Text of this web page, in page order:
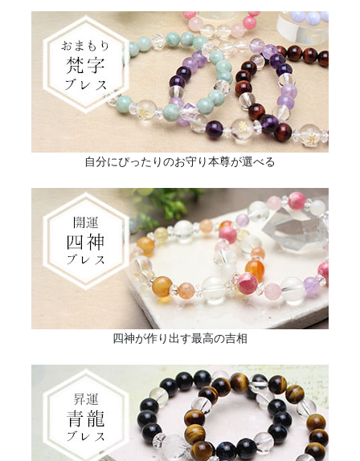
自分にぴったりのお守り本尊が選べる
四神が作り出す最高の吉相